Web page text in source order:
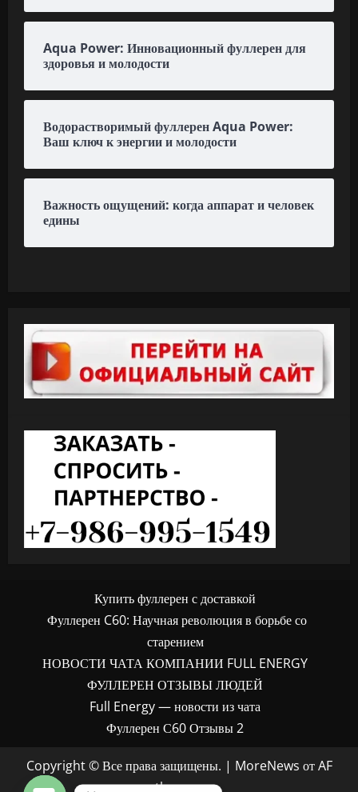
Aqua Power: Инновационный фуллерен для
здоровья и молодости
Водорастворимый фуллерен Aqua Power:
Ваш ключ к энергии и молодости
Важность ощущений: когда аппарат и человек
едины
Купить фуллерен с доставкой
Фуллерен C60: Научная революция в борьбе со
старением
НОВОСТИ ЧАТА КОМПАНИИ FULL ENERGY
ФУЛЛЕРЕН ОТЗЫВЫ ЛЮДЕЙ
Full Energy — новости из чата
Фуллерен С60 Отзывы 2
Copyright © Все права защищены. | MoreNews от AF
themes.